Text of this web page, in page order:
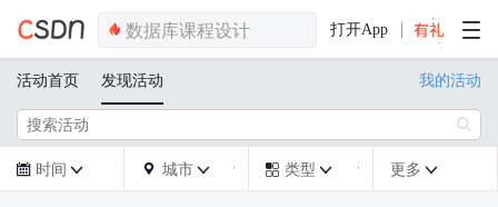
打开App
活动首页 发现活动 我的活动

 时间   城市   类型  更多 